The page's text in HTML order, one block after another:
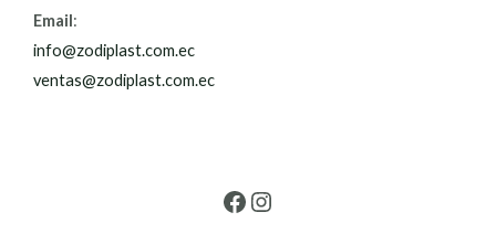
Email:
info@zodiplast.com.ec
ventas@zodiplast.com.ec